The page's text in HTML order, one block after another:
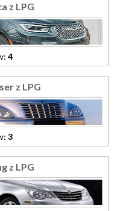
z LPG
4
z LPG
3
z LPG